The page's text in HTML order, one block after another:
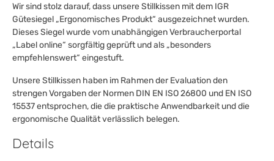
Wir sind stolz darauf, dass unsere Stillkissen mit dem IGR
Gütesiegel „Ergonomisches Produkt“ ausgezeichnet wurden.
Dieses Siegel wurde vom unabhängigen Verbraucherportal
„Label online“ sorgfältig geprüft und als „besonders
empfehlenswert“ eingestuft.
Unsere Stillkissen haben im Rahmen der Evaluation den
strengen Vorgaben der Normen DIN EN ISO 26800 und EN ISO
15537 entsprochen, die die praktische Anwendbarkeit und die
ergonomische Qualität verlässlich belegen.
Details